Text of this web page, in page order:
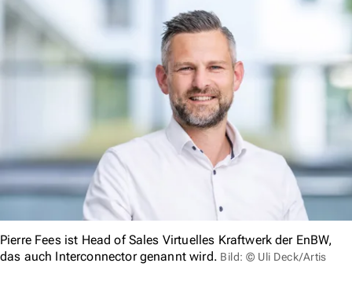
Pierre Fees ist Head of Sales Virtuelles Kraftwerk der EnBW,
das auch Interconnector genannt wird. Bild: © Uli Deck/Artis